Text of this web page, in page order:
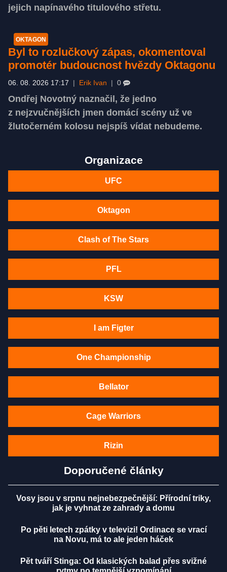
jejich napínavého titulového střetu.
OKTAGON
Byl to rozlučkový zápas, okomentoval
promotér budoucnost hvězdy Oktagonu
06. 08. 2026 17:17 Erik Ivan 0
Ondřej Novotný naznačil, že jedno
z nejzvučnějších jmen domácí scény už ve
žlutočerném kolosu nejspíš vídat nebudeme.
Organizace
UFC
Oktagon
Clash of The Stars
PFL
KSW
I am Figter
One Championship
Bellator
Cage Warriors
Rizin
Doporučené články
Vosy jsou v srpnu nejnebezpečnější: Přírodní triky,
jak je vyhnat ze zahrady a domu
Po pěti letech zpátky v televizi! Ordinace se vrací
na Novu, má to ale jeden háček
Pět tváří Stinga: Od klasických balad přes svižné